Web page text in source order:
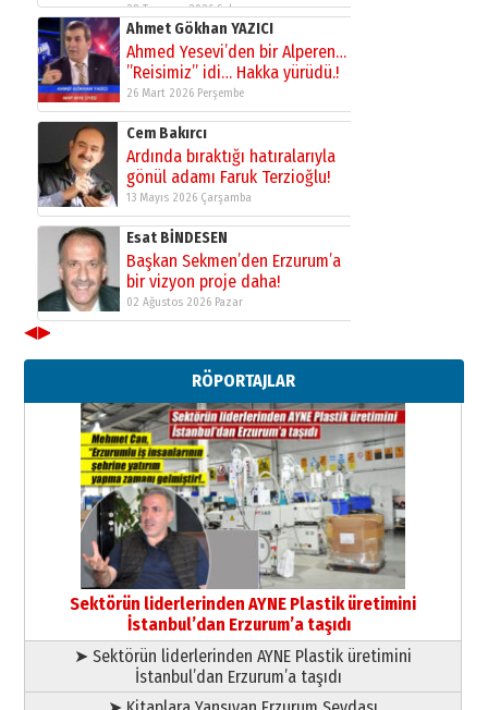
28 Temmuz 2026 Salı
Ahmet Gökhan YAZICI
Ahmed Yesevi’den bir Alperen…
”Reisimiz” idi… Hakka yürüdü.!
26 Mart 2026 Perşembe
Cem Bakırcı
Ardında bıraktığı hatıralarıyla
gönül adamı Faruk Terzioğlu!
13 Mayıs 2026 Çarşamba
Esat BİNDESEN
Başkan Sekmen’den Erzurum’a
bir vizyon proje daha!
02 Ağustos 2026 Pazar
Erzurumspor’un köşe taşları
29 Haziran 2026 Pazartesi
Kenan GÜLERCİ
Murat Şahsuvaroğlu ERKON’da
çıtayı yukarı taşırken,
yönetimdekiler aşağı
çekmemeli!
17 Şubat 2026 SalıOrhan BOZKURT
Bir fotoğraf, bir şehir, bir
gazeteci… Dizginler kimin
elinde?
A. Berhan Yılmaz
BİR BÖLÜM DEĞİL, BİR ÖMÜR
SEÇİYORSUNUZ… “NEDEN
◀▶
RÖPORTAJLAR
Sektörün liderlerinden AYNE Plastik üretimini
İstanbul’dan Erzurum’a taşıdı
➤ Sektörün liderlerinden AYNE Plastik üretimini
İstanbul’dan Erzurum’a taşıdı